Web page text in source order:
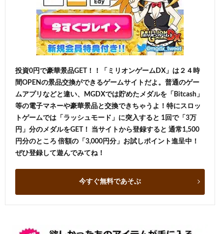
投資0円で豪華景品GET！！「ミリオンゲームDX」は２４時
間OPENの景品交換ができるゲームサイトだよ。普通のゲー
ムアプリなどと違い、MGDXでは貯めたメダルを「Bitcash」
等の電子マネーや豪華景品と交換できちゃうよ！特にスロッ
トゲームでは「ラッシュモード」に突入すると 1回で「3万
円」分のメダルをGET！ 当サイトから登録すると 通常1,500
円分のところ 倍額の「3,000円分」お試しポイント進呈中！
ぜひ登録して遊んでみてね！
今すぐ無料であそぶ